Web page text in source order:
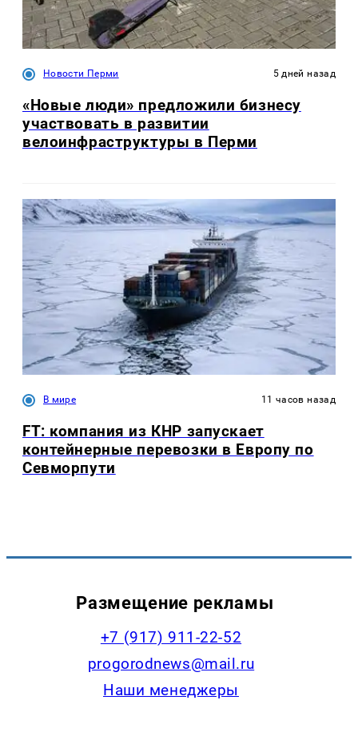
Новости Перми 5 дней назад
«Новые люди» предложили бизнесу
участвовать в развитии
велоинфраструктуры в Перми
В мире 11 часов назад
FT: компания из КНР запускает
контейнерные перевозки в Европу по
Севморпути
Размещение рекламы
+7 (917) 911-22-52
progorodnews@mail.ru
Наши менеджеры